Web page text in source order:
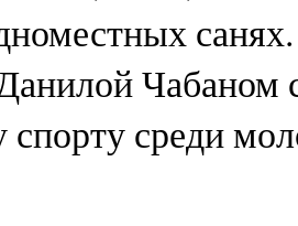
Чабаном
спорту среди